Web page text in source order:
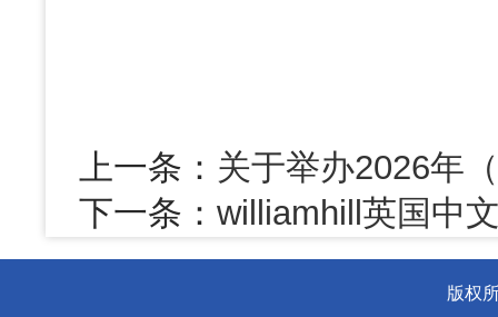
上一条： 关于举办2026年
下一条： williamhill英国中
版权